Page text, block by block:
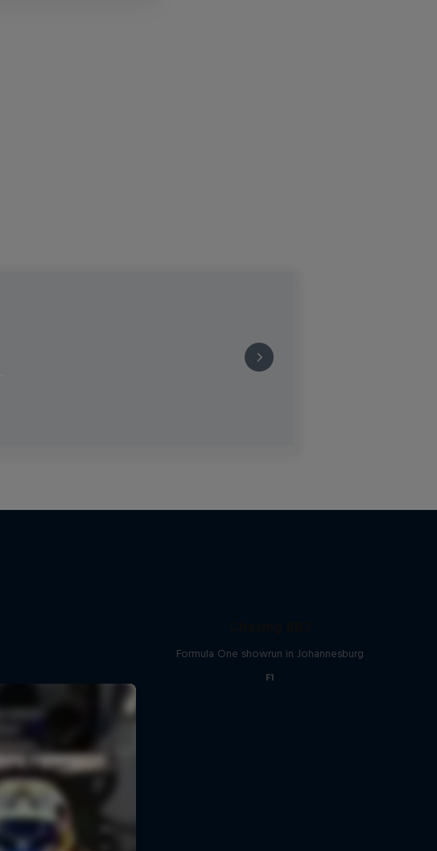
Formula One showrun in Johannesburg
F1